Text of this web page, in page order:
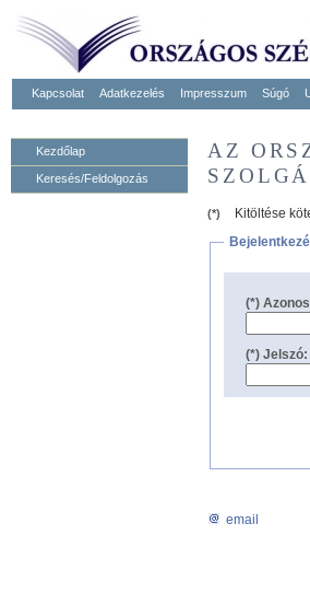
Kapcsolat Adatkezelés Impresszum Súgó
Kezdőlap
Keresés/Feldolgozás
AZ
(*)
Kitöltése
(*)
(*) Jelszó:
email